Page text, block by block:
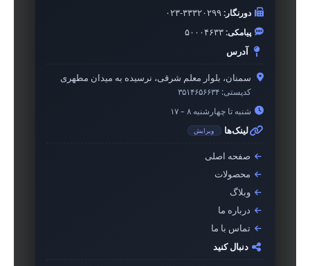
دورنگار:۰۲۳-۳۳۳۲۰۲۹۹
پیامکی:۵۰۰۰۴۶۳۳
آدرس
سمنان، بلوار معلم شرقی، نرسیده به میدان مطهری
کدپستی: ۳۵۱۴۶۵۶۶۳۴
شنبه تا چهارشنبه ۸ – ۱۷
لینک‌ها ویرایش
صفحه اصلی
محصولات
وبلاگ
درباره ما
تماس با ما
دنبال کنید